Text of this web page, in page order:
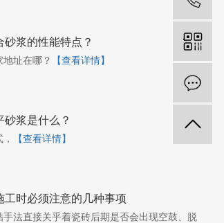
浆的性能特点？
址在哪？ 【查看详情】
浆是什么？
【查看详情】
时必须注意的几种事项
法直接关乎着瓷砖后期是否会出现空鼓、脱